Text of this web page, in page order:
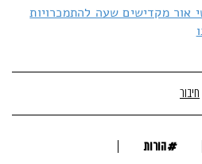
אור מקדישים שעה להתמכרויות
חיבור
#הורות